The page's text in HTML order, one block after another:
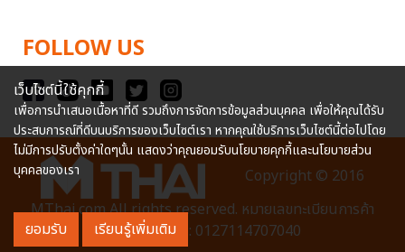
FOLLOW US
Copyright © 2016
MThai.com All rights reserved. หมายเลขทะเบียนการค้า
อิเล็กทรอนิกส์ : 0127114707040
เว็บไซต์นี้ใช้คุกกี้
เพื่อการนำเสนอเนื้อหาที่ดี รวมถึงการจัดการข้อมูลส่วนบุคคล เพื่อให้คุณได้รับ
ประสบการณ์ที่ดีบนบริการของเว็บไซต์เรา หากคุณใช้บริการเว็บไซต์นี้ต่อไปโดย
ไม่มีการปรับตั้งค่าใดๆนั้น แสดงว่าคุณยอมรับนโยบายคุกกี้และนโยบายส่วน
บุคคลของเรา
ยอมรับ เรียนรู้เพิ่มเติม